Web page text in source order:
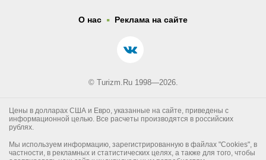
О нас . Реклама на сайте
© Turizm.Ru 1998—2026.
Цены в долларах США и Евро, указанные на сайте, приведены с
информационной целью. Все расчеты производятся в российских
рублях.
Мы используем информацию, зарегистрированную в файлах "Cookies", в
частности, в рекламных и статистических целях, а также для того, чтобы